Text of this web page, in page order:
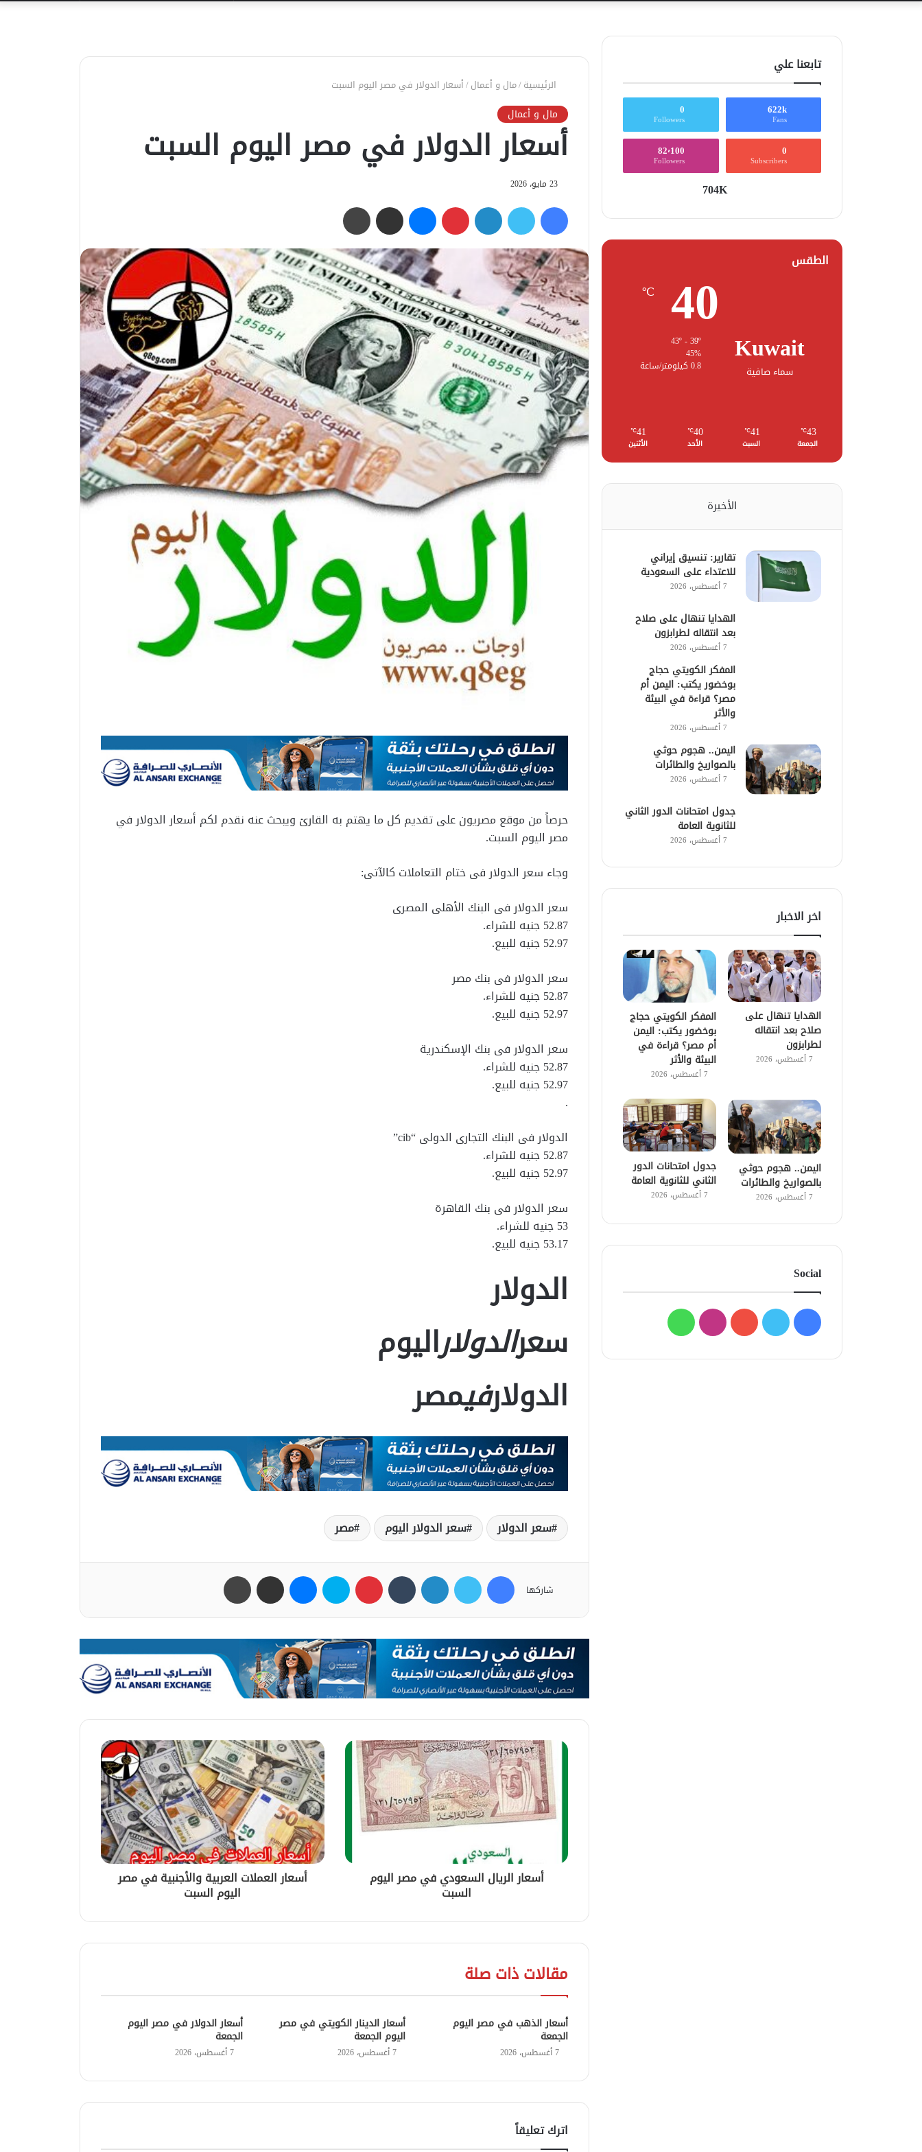
الرئيسية/مال و أعمال/أسعار الدولار في مصر اليوم السبت
مال و أعمال
أسعار الدولار في مصر اليوم السبت
23 مايو، 2026
فيسبوك تويتر لينكدإن بينتيريست ماسنجر مشاركة عبر البريد
حرصاً من موقع مصريون على تقديم كل ما يهتم به القارئ ويبحث عنه نقدم لكم أسعار الدولار في
مصر اليوم السبت.
وجاء سعر الدولار فى ختام التعاملات كالآتى:
سعر الدولار فى البنك الأهلى المصرى
52.87 جنيه للشراء.
52.97 جنيه للبيع.
سعر الدولار فى بنك مصر
52.87 جنيه للشراء.
52.97 جنيه للبيع.
سعر الدولار فى بنك الإسكندرية
52.87 جنيه للشراء.
52.97 جنيه للبيع.
.
الدولار فى البنك التجارى الدولى “cib”
52.87 جنيه للشراء.
52.97 جنيه للبيع.
سعر الدولار فى بنك القاهرة
53 جنيه للشراء.
53.17 جنيه للبيع.
الدولار
سعرالدولاراليوم
الدولارفيمصر
سعر الدولار سعر الدولار اليوم مصر
شاركها
فيسبوك تويتر لينكدإن بينتيريست سكايب ماسنجر مشاركة عبر البريد
أسعار الريال السعودي في مصر اليوم
السبت
أسعار العملات العربية والأجنبية في مصر
اليوم السبت
مقالات ذات صلة
أسعار الذهب في مصر اليوم
الجمعة
7 أغسطس، 2026
أسعار الدينار الكويتي في مصر
اليوم الجمعة
7 أغسطس، 2026
أسعار الدولار في مصر اليوم
الجمعة
7 أغسطس، 2026
اترك تعليقاً
تابعنا علي
622k
Fans
0
Followers
0
Subscribers
82٬100
Followers
704K
الطقس
Kuwait
سماء صافية
40
℃
43º - 39º
45%
0.8 كيلومتر/ساعة
43
℃
الجمعة
41
℃
السبت
40
℃
الأحد
41
℃
الأثنين
الأخيرة
تقارير: تنسيق إيراني
للاعتداء على السعودية
7 أغسطس، 2026
الهدايا تنهال على صلاح
بعد انتقاله لطرابزون
7 أغسطس، 2026
المفكر الكويتي حجاج
بوخضور يكتب: اليمن أم
مصر؟ قراءة في البيئة
والأثر
7 أغسطس، 2026
اليمن.. هجوم حوثي
بالصواريخ والطائرات
7 أغسطس، 2026
جدول امتحانات الدور الثاني
للثانوية العامة
7 أغسطس، 2026
اخر الاخبار
الهدايا تنهال على
صلاح بعد انتقاله
لطرابزون
7 أغسطس، 2026
المفكر الكويتي حجاج
بوخضور يكتب: اليمن
أم مصر؟ قراءة في
البيئة والأثر
7 أغسطس، 2026
اليمن.. هجوم حوثي
بالصواريخ والطائرات
7 أغسطس، 2026
جدول امتحانات الدور
الثاني للثانوية العامة
7 أغسطس، 2026
Social
فيسبوك
تويتر يوتيوبانستقرامواتساب